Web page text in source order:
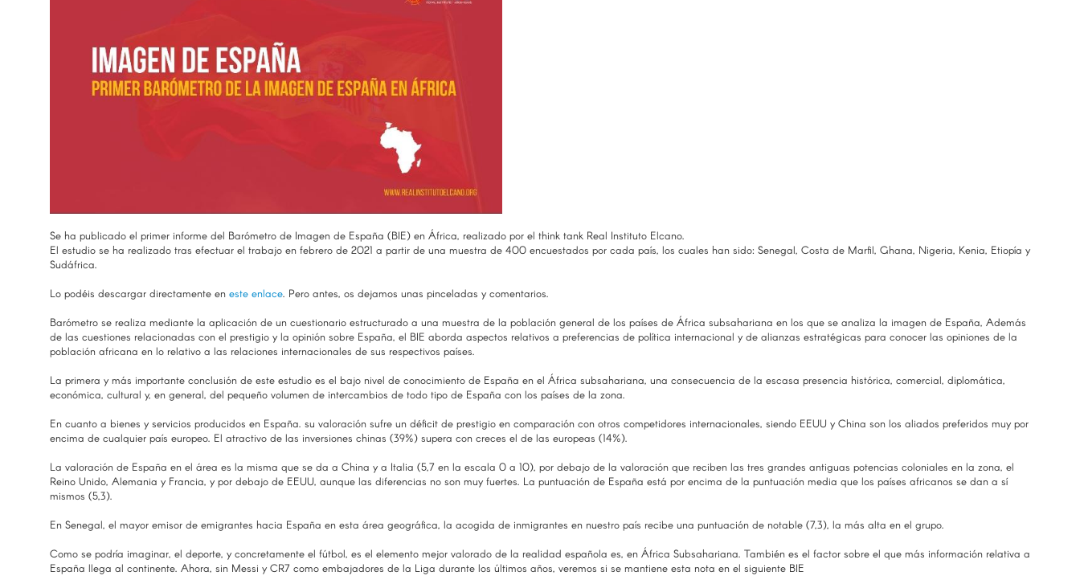
Se ha publicado el primer informe del Barómetro de Imagen de España (BIE) en África, realizado por el think tank Real Instituto Elcano.
El estudio se ha realizado tras efectuar el trabajo en febrero de 2021 a partir de una muestra de 400 encuestados por cada país, los cuales han sido: Senegal, Costa de Marfil, Ghana, Nigeria, Kenia, Etiopía y
Sudáfrica.
Lo podéis descargar directamente en este enlace. Pero antes, os dejamos unas pinceladas y comentarios.
Barómetro se realiza mediante la aplicación de un cuestionario estructurado a una muestra de la población general de los países de África subsahariana en los que se analiza la imagen de España, Además
de las cuestiones relacionadas con el prestigio y la opinión sobre España, el BIE aborda aspectos relativos a preferencias de política internacional y de alianzas estratégicas para conocer las opiniones de la
población africana en lo relativo a las relaciones internacionales de sus respectivos países.
La primera y más importante conclusión de este estudio es el bajo nivel de conocimiento de España en el África subsahariana, una consecuencia de la escasa presencia histórica, comercial, diplomática,
económica, cultural y, en general, del pequeño volumen de intercambios de todo tipo de España con los países de la zona.
En cuanto a bienes y servicios producidos en España. su valoración sufre un déficit de prestigio en comparación con otros competidores internacionales, siendo EEUU y China son los aliados preferidos muy por
encima de cualquier país europeo. El atractivo de las inversiones chinas (39%) supera con creces el de las europeas (14%).
La valoración de España en el área es la misma que se da a China y a Italia (5,7 en la escala 0 a 10), por debajo de la valoración que reciben las tres grandes antiguas potencias coloniales en la zona, el
Reino Unido, Alemania y Francia, y por debajo de EEUU, aunque las diferencias no son muy fuertes. La puntuación de España está por encima de la puntuación media que los países africanos se dan a sí
mismos (5,3).
En Senegal, el mayor emisor de emigrantes hacia España en esta área geográfica, la acogida de inmigrantes en nuestro país recibe una puntuación de notable (7,3), la más alta en el grupo.
Como se podría imaginar, el deporte, y concretamente el fútbol, es el elemento mejor valorado de la realidad española es, en África Subsahariana. También es el factor sobre el que más información relativa a
España llega al continente. Ahora, sin Messi y CR7 como embajadores de la Liga durante los últimos años, veremos si se mantiene esta nota en el siguiente BIE